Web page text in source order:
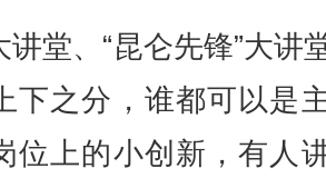
、“昆仑先锋”大讲
下之分，谁都可以是
位上的小创新，有人